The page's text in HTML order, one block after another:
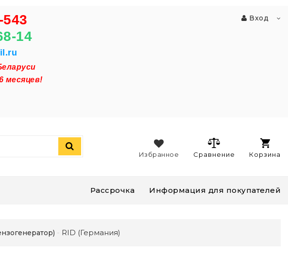
543
14
месяцев!
Вход
Корзина
Сравнение
Избранное
Рассрочка Информация для покупателей
RID (Германия)